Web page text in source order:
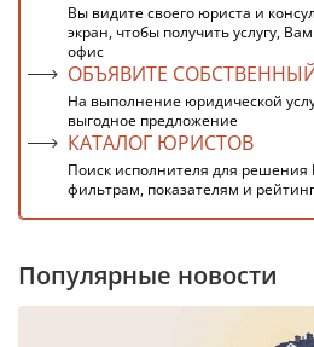
Вы видите своего юриста и
экран, чтобы получить услугу,
офис
ОБЪЯВИТЕ
На выполнение юридической
выгодное предложение
КАТАЛОГ ЮРИСТОВ
Поиск исполнителя для
фильтрам, показателям и
Популярные новости